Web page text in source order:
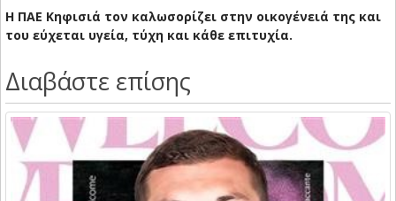
Η ΠΑΕ Κηφισιά τον καλωσορίζει στην οικογένειά της και
του εύχεται υγεία, τύχη και κάθε επιτυχία.
Διαβάστε επίσης